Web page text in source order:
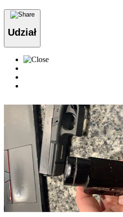
Udział